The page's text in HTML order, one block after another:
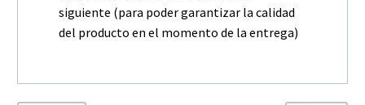
siguiente (para poder garantizar la calidad
del producto en el momento de la entrega)